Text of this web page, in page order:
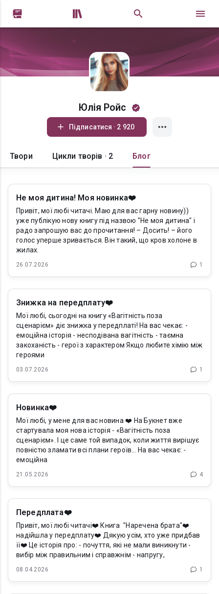
 
Юлія Ройс
Підписатися · 2 920
Твори Цикли творів · 2 Блог
Не моя дитина! Моя новинка❤️
Привіт, мої любі читачі. Маю для вас гарну новину))
уже публікую нову книгу під назвою "Не моя дитина" і
радо запрошую вас до прочитання! – Досить! – його
голос уперше зривається. Він такий, що кров холоне в
жилах.
26.07.2026 1
Знижка на передплату❤️
Мої любі, сьогодні на книгу «Вагітність поза
сценарієм» діє знижка у передплаті! На вас чекає: -
емоційна історія - несподівана вагітність - таємна
закоханість - герої з характером Якщо любите хімію між
героями
03.07.2026 1
Новинка❤️
Мої любі, у мене для вас новина ❤️ На Букнет вже
стартувала моя нова історія - «Вагітність поза
сценарієм». І це саме той випадок, коли життя вирішує
повністю зламати всі плани героїв… На вас чекає: -
емоційна
21.05.2026 4
Передплата❤️
Привіт, мої любі читачі❤️ Книга "Наречена брата"❤️
надійшла у передплату❤️ Дякую усім, хто уже придбав
її❤️ Це історія про: - почуття, які не мали виникнути -
вибір між правильним і справжнім - напругу,
08.04.2026 1